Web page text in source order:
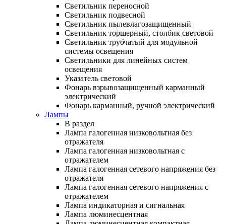
Светильник переносной
Светильник подвесной
Светильник пылевлагозащищенный
Светильник торшерный, столбик световой
Светильник трубчатый для модульной
системы освещения
Светильники для линейных систем
освещения
Указатель световой
Фонарь взрывозащищенный карманный
электрический
Фонарь карманный, ручной электрический
Лампы
В раздел
Лампа галогенная низковольтная без
отражателя
Лампа галогенная низковольтная с
отражателем
Лампа галогенная сетевого напряжения без
отражателя
Лампа галогенная сетевого напряжения с
отражателем
Лампа индикаторная и сигнальная
Лампа люминесцентная